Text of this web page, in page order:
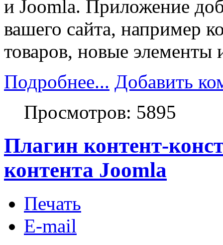
и Joomla. Приложение
вашего сайта, например
товаров, новые
Подробнее... Добавить
Просмотров: 5895
Плагин контент-
контента Joomla
Печать
E-mail